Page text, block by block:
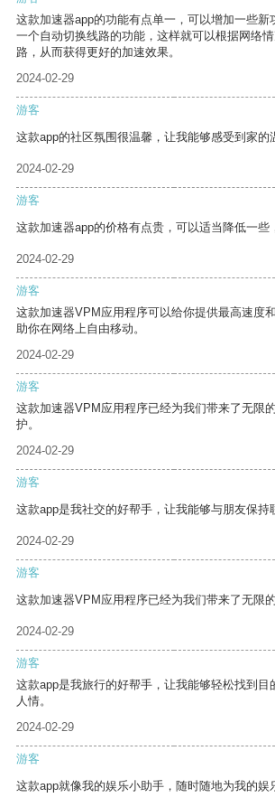
这款加速器app的功能有点单一，可以增加一些新
一个自动切换线路的功能，这样就可以根据网络
路，从而获得更好的加速效果。
2024-02-29
游客
这款app的社区氛围很温馨，让我能够感受到家的
2024-02-29
游客
这款加速器app的价格有点贵，可以适当降低一些
2024-02-29
游客
这款加速器VPM应用程序可以给你提供最高速度
助你在网络上自由移动。
2024-02-29
游客
这款加速器VPM应用程序已经为我们带来了无限
护。
2024-02-29
游客
这款app是我社交的好帮手，让我能够与朋友保持
2024-02-29
游客
这款加速器VPM应用程序已经为我们带来了无限
2024-02-29
游客
这款app是我旅行的好帮手，让我能够轻松找到目
人情。
2024-02-29
游客
这款app就像我的娱乐小助手，随时随地为我的娱